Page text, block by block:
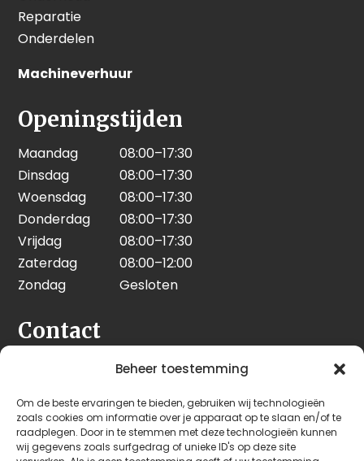
Beheer toestemming
Om de beste ervaringen te bieden, gebruiken wij technologieën
zoals cookies om informatie over je apparaat op te slaan en/of te
raadplegen. Door in te stemmen met deze technologieën kunnen
wij gegevens zoals surfgedrag of unieke ID's op deze site
Reparatie
Onderdelen
Machineverhuur
Openingstijden
Maandag
08:00–17:30
Dinsdag
08:00–17:30
Woensdag
08:00–17:30
Donderdag
08:00–17:30
Vrijdag
08:00–17:30
Zaterdag
08:00–12:00
Zondag
Gesloten
Contact
Seeleman & Hoogendoorn
3628 GD Kockengen
Nederland